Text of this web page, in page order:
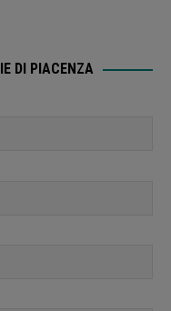
DI PIACENZA